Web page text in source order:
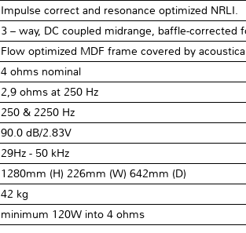
Impulse correct and resonance optimized NRLI.
3 – way, DC coupled midrange, baffle-
Flow optimized MDF frame covered by
4 ohms nominal
2,9 ohms at 250 Hz
250 & 2250 Hz
90.0 dB/2.83V
29Hz - 50 kHz
1280mm (H) 226mm (W) 642mm (D)
42 kg
minimum 120W into 4 ohms